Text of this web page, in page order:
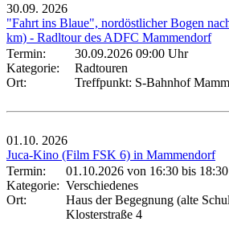
30.09. 2026
"Fahrt ins Blaue", nordöstlicher Bogen
km) - Radltour des ADFC Mammendorf
Termin:
30.09.2026 09:00 Uhr
Kategorie:
Radtouren
Ort:
Treffpunkt: S-Bahnhof
01.10. 2026
Juca-Kino (Film FSK 6) in Mammendorf
Termin:
01.10.2026 von 16:30 bis
Kategorie: Verschiedenes
Ort:
Haus der Begegnung (alte
Klosterstraße 4